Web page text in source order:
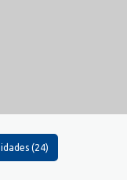
(24)